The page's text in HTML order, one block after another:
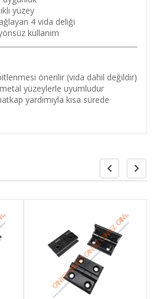
yüzey
4 vida deliği
kullanım
önerilir (vida dahil değildir)
yüzeylerle uyumludur
yardımıyla kısa sürede